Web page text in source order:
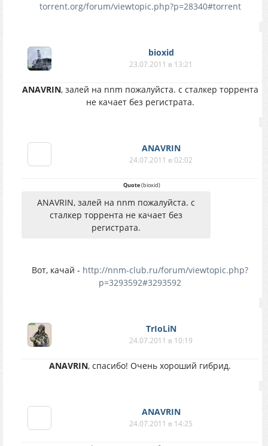
torrent.org/forum/viewtopic.php?p=28340#torrent
bioxid
23.07.2011 в 13:21
ANAVRIN, залей на nnm пожалуйста. с сталкер торрента
не качает без регистрата.
ANAVRIN
24.07.2011 в 02:02
Quote(bioxid)
ANAVRIN, залей на nnm пожалуйста. с
сталкер торрента не качает без
регистрата.
Вот, качай - http://nnm-club.ru/forum/viewtopic.php?
p=3293592#3293592
TrIoLiN
24.07.2011 в 10:19
ANAVRIN, спасибо! Очень хороший гибрид.
ANAVRIN
24.07.2011 в 14:25